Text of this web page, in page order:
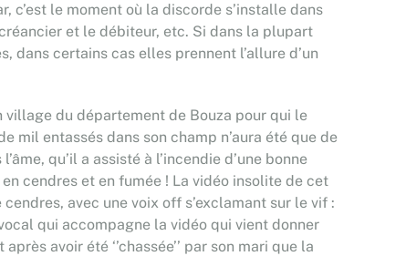
le moment où la discorde s’installe dans
et le débiteur, etc. Si dans la plupart
dans certains cas elles prennent l’allure d’un
village du département de Bouza pour qui le
mil entassés dans son champ n’aura été que de
qu’il a assisté à l’incendie d’une bonne
cendres et en fumée ! La vidéo insolite de cet
avec une voix off s’exclamant sur le vif :
vocal qui accompagne la vidéo qui vient donner
avoir été ‘’chassée’’ par son mari que la